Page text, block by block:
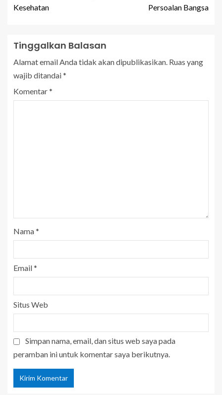
Kesehatan
Persoalan Bangsa
Tinggalkan Balasan
Alamat email Anda tidak akan dipublikasikan. Ruas yang
wajib ditandai*
Komentar*
Nama*
Email*
Situs Web
Simpan nama, email, dan situs web saya pada
peramban ini untuk komentar saya berikutnya.